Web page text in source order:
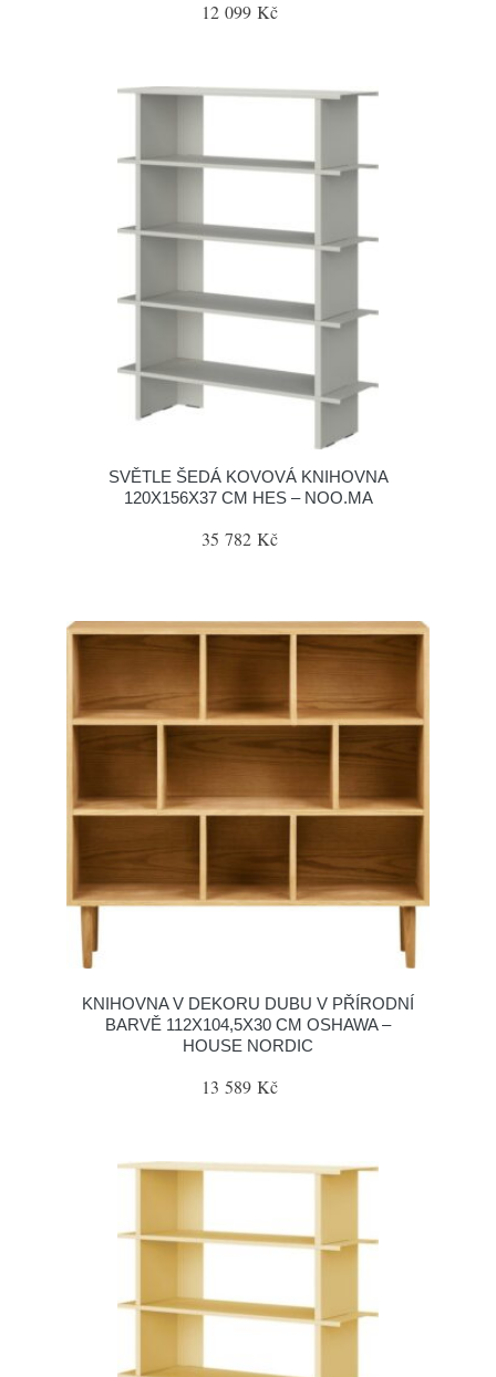
12 099 Kč
SVĚTLE ŠEDÁ KOVOVÁ KNIHOVNA
120X156X37 CM HES – NOO.MA
35 782 Kč
KNIHOVNA V DEKORU DUBU V PŘÍRODNÍ
BARVĚ 112X104,5X30 CM OSHAWA –
HOUSE NORDIC
13 589 Kč